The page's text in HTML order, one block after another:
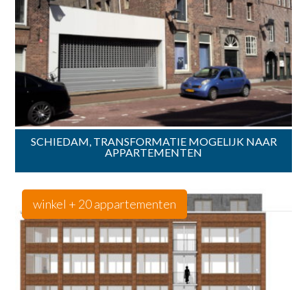
SCHIEDAM, TRANSFORMATIE MOGELIJK NAAR
APPARTEMENTEN
winkel + 20 appartementen